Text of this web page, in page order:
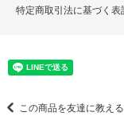
特定商取引法に基づく表
この商品を友達に教える